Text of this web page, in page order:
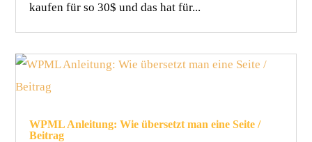
kaufen für so 30$ und das hat für...
WPML Anleitung: Wie übersetzt man eine Seite /
Beitrag